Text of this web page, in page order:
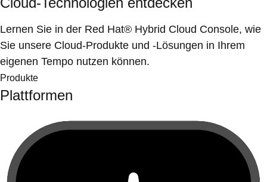
Lernen Sie in der Red Hat® Hybrid Cloud Console, wie
Sie unsere Cloud-Produkte und -Lösungen in Ihrem
eigenen Tempo nutzen können.
Produkte
Plattformen